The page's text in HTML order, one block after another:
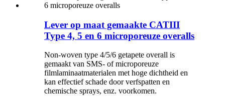
Lever op maat gemaakte CATIII
Type 4, 5 en 6 microporeuze overalls
Non-woven type 4/5/6 getapete overall is
gemaakt van SMS- of microporeuze
filmlaminaatmaterialen met hoge dichtheid en
kan effectief schade door verfspatten en
chemische sprays, enz. voorkomen.